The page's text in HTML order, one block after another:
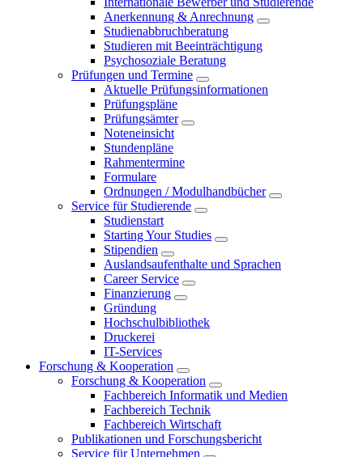
Anerkennung & Anrechnung
Studienabbruchberatung
Studieren mit Beeinträchtigung
Psychosoziale Beratung
Prüfungen und Termine
Aktuelle Prüfungsinformationen
Prüfungspläne
Prüfungsämter
Noteneinsicht
Stundenpläne
Rahmentermine
Formulare
Ordnungen / Modulhandbücher
Service für Studierende
Studienstart
Starting Your Studies
Stipendien
Auslandsaufenthalte und Sprachen
Career Service
Finanzierung
Gründung
Hochschulbibliothek
Druckerei
IT-Services
Forschung & Kooperation
Forschung & Kooperation
Fachbereich Informatik und Medien
Fachbereich Technik
Fachbereich Wirtschaft
Publikationen und Forschungsbericht
Service für Unternehmen